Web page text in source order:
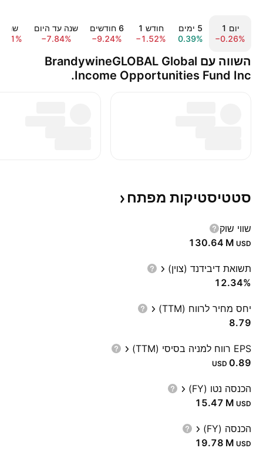
יום ‎1‎
−0.26%
‎5‎ ימים
0.39%
חודש ‎1‎
−1.52%
‎6‎ חודשים
−9.24%
שנה עד היום
−7.84%
שנה ‎1‎
השווה עם BrandywineGLOBAL Global
Income Opportunities Fund Inc.
סטטיסטיקות מפתח
שווי שוק
‪130.64 M‬ USD
תשואת דיבידנד (צוין)
12.34%
יחס מחיר לרווח (TTM)
8.79
EPS רווח למניה בסיסי (TTM)
0.89
USD
הכנסה נטו (FY)
‪15.47 M‬ USD
הכנסה (FY)
‪19.78 M‬ USD